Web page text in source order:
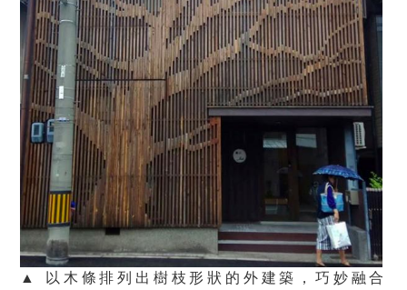
▲ 以木條排列出樹枝形狀的外建築，巧妙融合